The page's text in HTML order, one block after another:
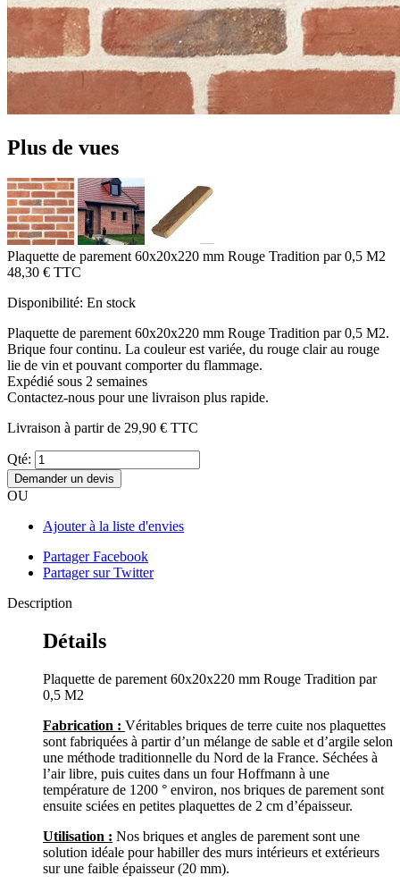
Plus de vues
Plaquette de parement 60x20x220 mm Rouge Tradition par 0,5 M2
48,30 € TTC
Disponibilité: En stock
Plaquette de parement 60x20x220 mm Rouge Tradition par 0,5 M2.
Brique four continu. La couleur est variée, du rouge clair au rouge
lie de vin et pouvant comporter du flammage.
Expédié sous 2 semaines
Contactez-nous pour une livraison plus rapide.
Livraison à partir de 29,90 € TTC
Qté:
Demander un devis
OU
Ajouter à la liste d'envies
Partager Facebook
Partager sur Twitter
Description
Détails
Plaquette de parement 60x20x220 mm Rouge Tradition par
0,5 M2
Fabrication : Véritables briques de terre cuite nos plaquettes
sont fabriquées à partir d’un mélange de sable et d’argile selon
une méthode traditionnelle du Nord de la France. Séchées à
l’air libre, puis cuites dans un four Hoffmann à une
température de 1200 ° environ, nos briques de parement sont
ensuite sciées en petites plaquettes de 2 cm d’épaisseur.
Utilisation : Nos briques et angles de parement sont une
solution idéale pour habiller des murs intérieurs et extérieurs
sur une faible épaisseur (20 mm).